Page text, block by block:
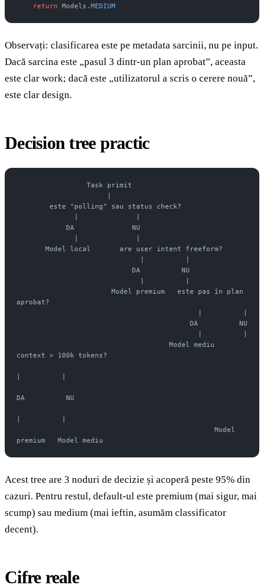
    return
Models. MEDIUM
Observați: clasificarea este pe metadata sarcinii, nu pe input.
Dacă sarcina este „pasul 3 dintr-un plan aprobat”, aceasta
este clar work; dacă este „utilizatorul a scris o cerere nouă”,
este clar design.
Decision tree practic
                 Task primit
        este "polling" sau status check?
            DA              NU
       Model local       are user intent freeform?
                            DA          NU
aprobat?
                                          DA          NU
context > 100k tokens?
DA          NU
premium   Model mediu
Acest tree are 3 noduri de decizie și acoperă peste 95% din
cazuri. Pentru restul, default-ul este premium (mai sigur, mai
scump) sau medium (mai ieftin, asumăm classificator
decent).
Cifre reale